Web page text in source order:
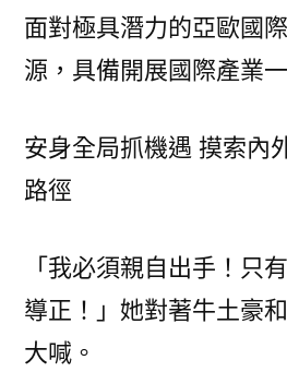
面對極具潛力的亞歐國
源，具備開展國際產業
安身全局抓機遇 摸索內
路徑
「我必須親自出手！只
導正！」她對著牛土豪
大喊。